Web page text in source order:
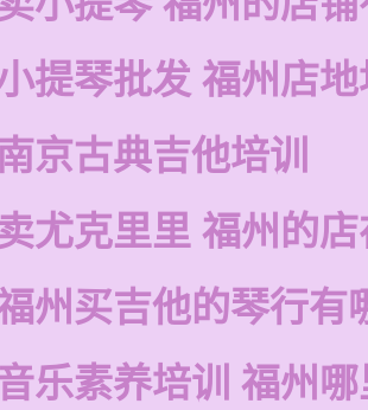
提琴批发 福州店
京古典吉他培训
尤克里里 福州的
州买吉他的琴行有
乐素养培训 福州